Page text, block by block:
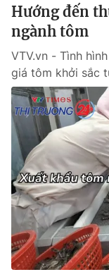
Tư vấn
Chuyên mục khác
Emagazine
Photo
Video
VTV Money
VTV Sức khoẻ
Hướng đến
ngành tôm
VTV.vn - Tình
giá tôm khởi sắc